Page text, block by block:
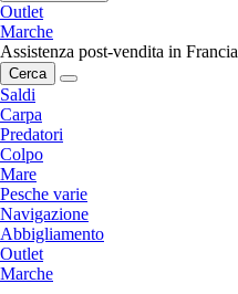
Outlet
Marche
Assistenza post-vendita in Francia
Cerca
Saldi
Carpa
Predatori
Colpo
Mare
Pesche varie
Navigazione
Abbigliamento
Outlet
Marche